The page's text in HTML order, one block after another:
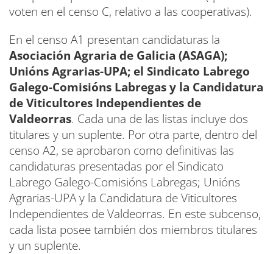
voten en el censo C, relativo a las cooperativas).
En el censo A1 presentan candidaturas la
Asociación Agraria de Galicia (ASAGA);
Unións Agrarias-UPA; el Sindicato Labrego
Galego-Comisións Labregas y la Candidatura
de Viticultores Independientes de
Valdeorras. Cada una de las listas incluye dos
titulares y un suplente. Por otra parte, dentro del
censo A2, se aprobaron como definitivas las
candidaturas presentadas por el Sindicato
Labrego Galego-Comisións Labregas; Unións
Agrarias-UPA y la Candidatura de Viticultores
Independientes de Valdeorras. En este subcenso,
cada lista posee también dos miembros titulares
y un suplente.